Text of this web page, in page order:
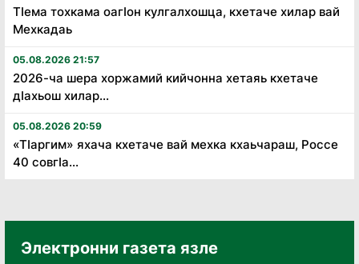
Тӏема тохкама оагӏон кулгалхошца, кхетаче хилар вай
Мехкадаь
05.08.2026 21:57
2026-ча шера хоржамий кийчонна хетаяь кхетаче
дӏахьош хилар...
05.08.2026 20:59
«Тӏаргим» яхача кхетаче вай мехка кхаьчараш, Россе
40 совгӏа...
Электронни газета язле